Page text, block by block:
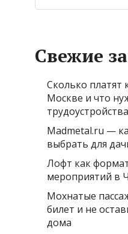
Свежие
Сколько платят
Москве и что
трудоустройства
Madmetal.ru —
выбрать для
Лофт как
мероприятий в
Мохнатые
билет и не
дома